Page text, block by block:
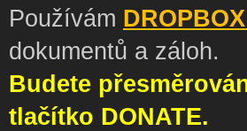
Používám
dokumentů a záloh.
Budete
tlačítko DONATE.